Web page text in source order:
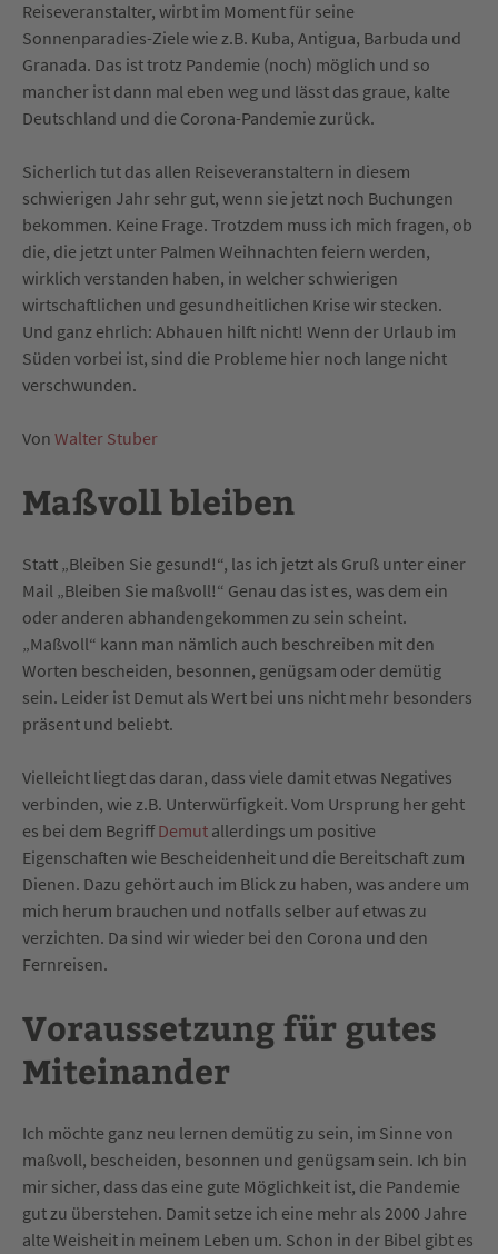
Reiseveranstalter, wirbt im Moment für seine
Sonnenparadies-Ziele wie z.B. Kuba, Antigua, Barbuda und
Granada. Das ist trotz Pandemie (noch) möglich und so
mancher ist dann mal eben weg und lässt das graue, kalte
Deutschland und die Corona-Pandemie zurück.
Sicherlich tut das allen Reiseveranstaltern in diesem
schwierigen Jahr sehr gut, wenn sie jetzt noch Buchungen
bekommen. Keine Frage. Trotzdem muss ich mich fragen, ob
die, die jetzt unter Palmen Weihnachten feiern werden,
wirklich verstanden haben, in welcher schwierigen
wirtschaftlichen und gesundheitlichen Krise wir stecken.
Und ganz ehrlich: Abhauen hilft nicht! Wenn der Urlaub im
Süden vorbei ist, sind die Probleme hier noch lange nicht
verschwunden.
Von Walter Stuber
Maßvoll bleiben
Statt „Bleiben Sie gesund!“, las ich jetzt als Gruß unter einer
Mail „Bleiben Sie maßvoll!“ Genau das ist es, was dem ein
oder anderen abhandengekommen zu sein scheint.
„Maßvoll“ kann man nämlich auch beschreiben mit den
Worten bescheiden, besonnen, genügsam oder demütig
sein. Leider ist Demut als Wert bei uns nicht mehr besonders
präsent und beliebt.
Vielleicht liegt das daran, dass viele damit etwas Negatives
verbinden, wie z.B. Unterwürfigkeit. Vom Ursprung her geht
es bei dem BegriffDemut allerdings um positive
Eigenschaften wie Bescheidenheit und die Bereitschaft zum
Dienen. Dazu gehört auch im Blick zu haben, was andere um
mich herum brauchen und notfalls selber auf etwas zu
verzichten. Da sind wir wieder bei den Corona und den
Fernreisen.
Voraussetzung für gutes
Miteinander
Ich möchte ganz neu lernen demütig zu sein, im Sinne von
maßvoll, bescheiden, besonnen und genügsam sein. Ich bin
mir sicher, dass das eine gute Möglichkeit ist, die Pandemie
gut zu überstehen. Damit setze ich eine mehr als 2000 Jahre
alte Weisheit in meinem Leben um. Schon in der Bibel gibt es